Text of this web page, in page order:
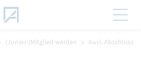
(Junior-)Mitglied werden Ausl. Abschluss